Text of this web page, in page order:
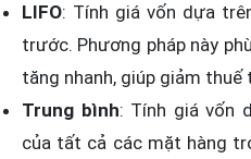
LIFO: Tính giá vốn dựa
trước. Phương pháp này
tăng nhanh, giúp giảm thuế
Trung bình: Tính giá vốn
của tất cả các mặt hàng